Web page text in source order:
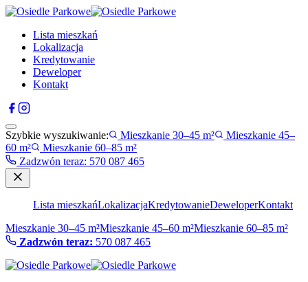
Lista mieszkań
Lokalizacja
Kredytowanie
Deweloper
Kontakt
Szybkie wyszukiwanie: Mieszkanie 30–45 m²
Mieszkanie 45–
60 m²
Mieszkanie 60–85 m²
Zadzwón teraz: 570 087 465
Lista mieszkańLokalizacjaKredytowanieDeweloperKontakt
Mieszkanie 30–45 m²Mieszkanie 45–60 m²Mieszkanie 60–85 m²
Zadzwón teraz: 570 087 465